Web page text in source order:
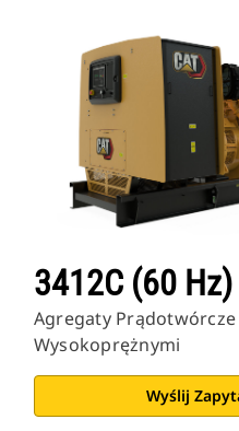
3412C (60 Hz)
Agregaty Prądotwórcze
Wysokoprężnymi
Wyślij